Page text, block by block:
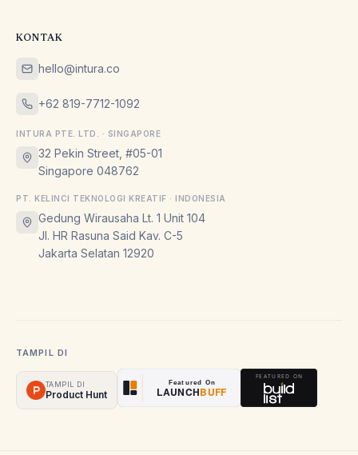
KONTAK
hello@intura.co
+62 819-7712-1092
INTURA PTE. LTD. · SINGAPORE
32 Pekin Street, #05-01
Singapore 048762
PT. KELINCI TEKNOLOGI KREATIF · INDONESIA
Gedung Wirausaha Lt. 1 Unit 104
Jl. HR Rasuna Said Kav. C-5
Jakarta Selatan 12920
TAMPIL DI
TAMPIL DI
Product Hunt